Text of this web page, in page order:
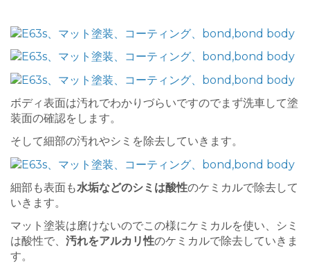
ボディ表面は汚れでわかりづらいですのでまず洗車して塗
装面の確認をします。
そして細部の汚れやシミを除去していきます。
細部も表面も水垢などのシミは酸性のケミカルで除去して
いきます。
マット塗装は磨けないのでこの様にケミカルを使い、シミ
は酸性で、 汚れをアルカリ性のケミカルで除去していきま
す。